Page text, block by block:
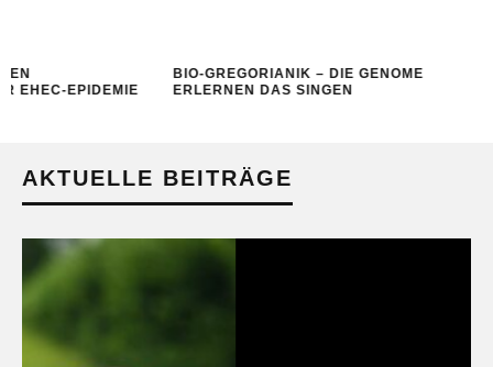
BIO-GREGORIANIK – DIE GENOME
ERLERNEN DAS SINGEN
BIO-
AKTUELLE BEITRÄGE